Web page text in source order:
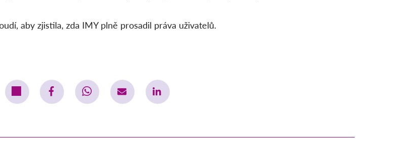
aby zjistila, zda IMY plně prosadil práva uživatelů.